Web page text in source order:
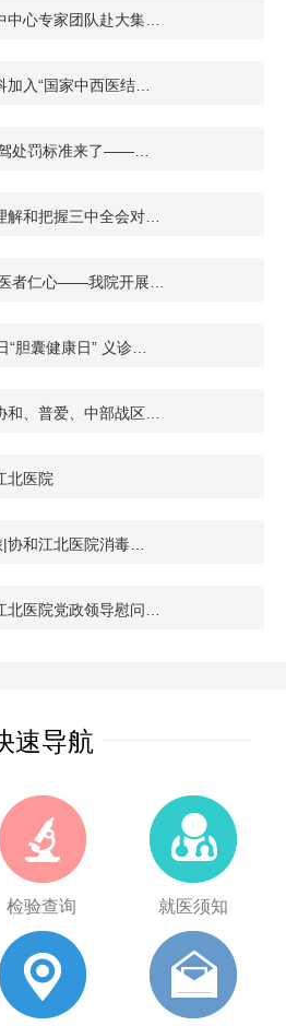
中心专家团队赴大集…
加入“国家中西医结…
处罚标准来了——…
解和把握三中全会对…
者仁心——我院开展…
“胆囊健康日” 义诊…
和、普爱、中部战区…
北医院
协和江北医院消毒…
北医院党政领导慰问…
速导航
检验查询 就医须知